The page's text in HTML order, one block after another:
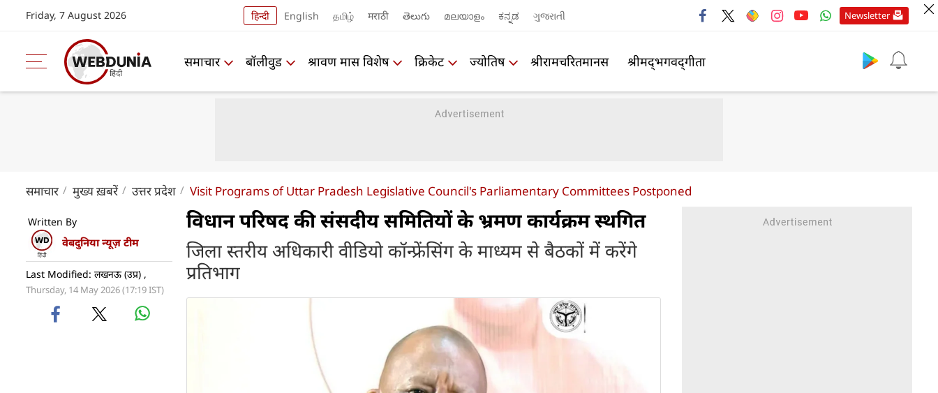
Friday, 7 August 2026 हिन्दी English தமிழ் मराठी తెలుగు മലയാളം ಕನ್ನಡ ગુજરાતી Newsletter
समाचार बॉलीवुड श्रावण मास विशेष क्रिकेट ज्योतिष श्रीरामचरितमानस श्रीमद्‍भगवद्‍गीता
समाचार मुख्य ख़बरें उत्तर प्रदेश Visit Programs of Uttar Pradesh Legislative Council's Parliamentary Committees Postponed
Written By
वेबदुनिया न्यूज़ टीम
Last Modified: लखनऊ (उप्र) ,
Thursday, 14 May 2026 (17:19 IST)
विधान परिषद की संसदीय समितियों के भ्रमण कार्यक्रम स्थगित
जिला स्तरीय अधिकारी वीडियो कॉन्फ्रेंसिंग के माध्यम से बैठकों में करेंगे
प्रतिभाग